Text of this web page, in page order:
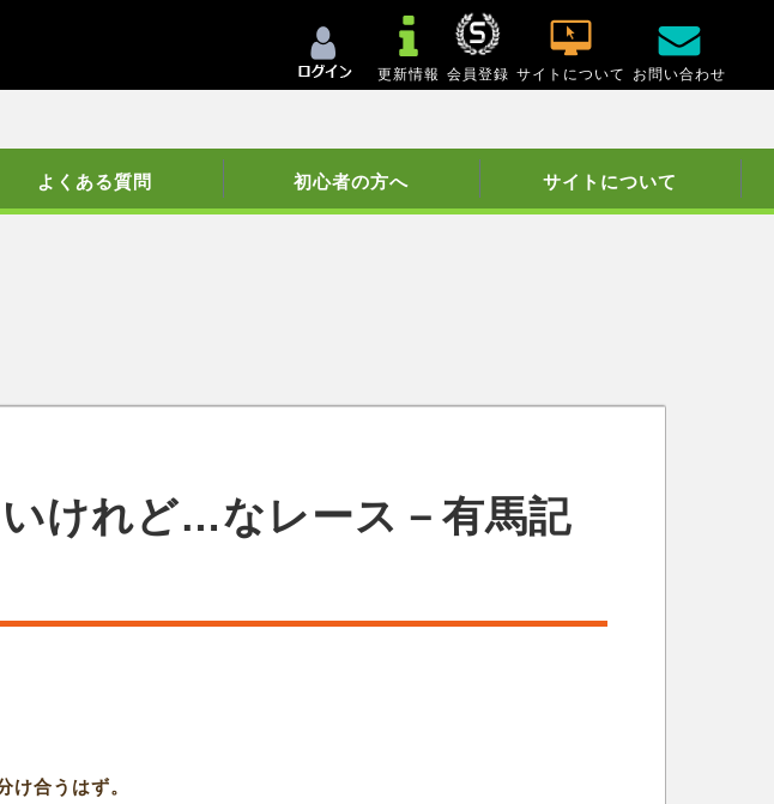
更新情報 会員登録 サイトについて お問い合わせ
よくある質問 初心者の方へ サイトについて
けれど…なレース－有馬記
け合うはず。